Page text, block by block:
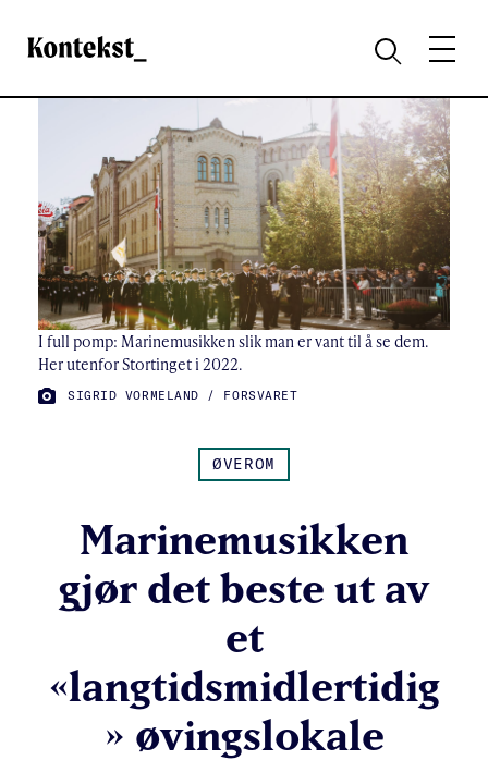
Kontekst
SØKMENY
I full pomp: Marinemusikken slik man er vant til å se dem.
Her utenfor Stortinget i 2022.
FOTO:
SIGRID VORMELAND / FORSVARET
ØVEROM
Marinemusikken
gjør det beste ut av
et
«langtidsmidlertidig
» øvingslokale